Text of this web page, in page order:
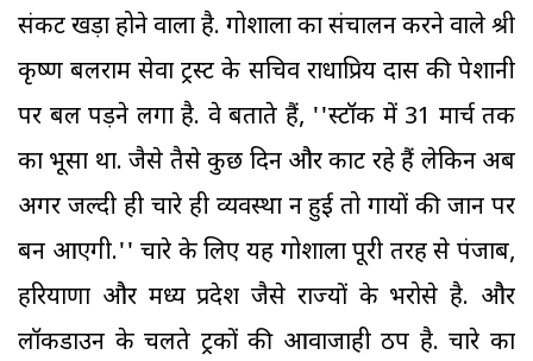
संकट खड़ा होने वाला है. गोशाला का संचालन करने वाले श्री
कृष्ण बलराम सेवा ट्रस्ट के सचिव राधाप्रिय दास की पेशानी
पर बल पड़ने लगा है. वे बताते हैं, ''स्टॉक में 31 मार्च तक
का भूसा था. जैसे तैसे कुछ दिन और काट रहे हैं लेकिन अब
अगर जल्दी ही चारे ही व्यवस्था न हुई तो गायों की जान पर
बन आएगी.'' चारे के लिए यह गोशाला पूरी तरह से पंजाब,
हरियाणा और मध्य प्रदेश जैसे राज्यों के भरोसे है. और
लॉकडाउन के चलते ट्रकों की आवाजाही ठप है. चारे का